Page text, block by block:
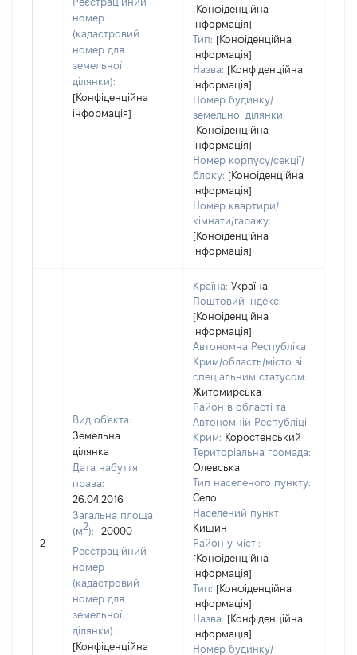
номер
(кадастровий
номер для
земельної
ділянки):
[Конфіденційна
інформація]
[Конфіденційна
інформація]
Тип: [Конфіденційна
інформація]
Назва: [Конфіденційна
інформація]
Номер будинку/
земельної ділянки:
[Конфіденційна
інформація]
Номер корпусу/секції/
блоку: [Конфіденційна
інформація]
Номер квартири/
кімнати/гаражу:
[Конфіденційна
інформація]
2
Вид об'єкта:
Земельна
ділянка
Дата набуття
права:
26.04.2016
Загальна площа
(м2):
20000
Реєстраційний
номер
(кадастровий
номер для
земельної
ділянки):
[Конфіденційна
Країна: Україна
Поштовий індекс:
[Конфіденційна
інформація]
Автономна Республіка
Крим/область/місто зі
спеціальним статусом:
Житомирська
Район в області та
Автономній Республіці
Крим: Коростенський
Територіальна громада:
Олевська
Тип населеного пункту:
Село
Населений пункт:
Кишин
Район у місті:
[Конфіденційна
інформація]
Тип: [Конфіденційна
інформація]
Назва: [Конфіденційна
інформація]
Номер будинку/